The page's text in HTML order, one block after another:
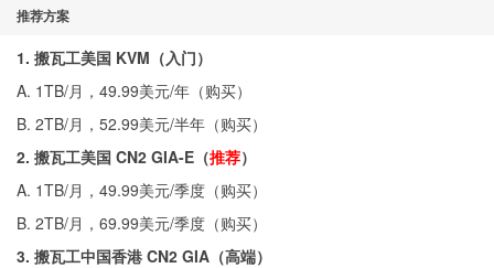
推荐方案
1. 搬瓦工美国 KVM（入门）
A. 1TB/月，49.99美元/年（购买）
B. 2TB/月，52.99美元/半年（购买）
2. 搬瓦工美国 CN2 GIA-E（推荐）
A. 1TB/月，49.99美元/季度（购买）
B. 2TB/月，69.99美元/季度（购买）
3. 搬瓦工中国香港 CN2 GIA（高端）